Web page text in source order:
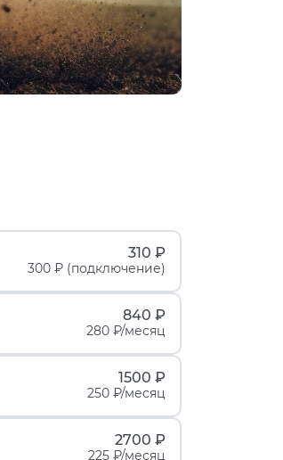
310 ₽
300 ₽ (подключение)
840 ₽
280 ₽/месяц
1500 ₽
250 ₽/месяц
2700 ₽
225 ₽/месяц